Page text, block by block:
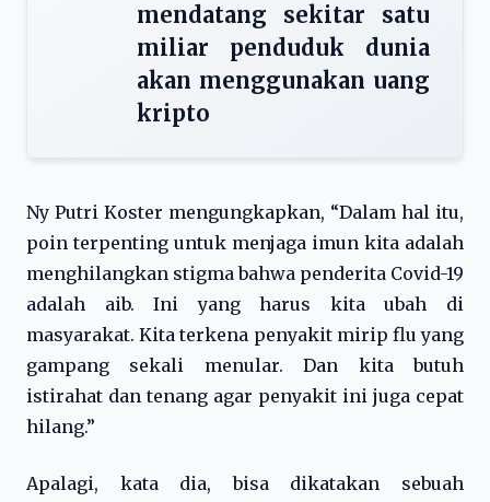
mendatang sekitar satu
miliar penduduk dunia
akan menggunakan uang
kripto
Ny Putri Koster mengungkapkan, “Dalam hal itu,
poin terpenting untuk menjaga imun kita adalah
menghilangkan stigma bahwa penderita Covid-19
adalah aib. Ini yang harus kita ubah di
masyarakat. Kita terkena penyakit mirip flu yang
gampang sekali menular. Dan kita butuh
istirahat dan tenang agar penyakit ini juga cepat
hilang.”
Apalagi, kata dia, bisa dikatakan sebuah